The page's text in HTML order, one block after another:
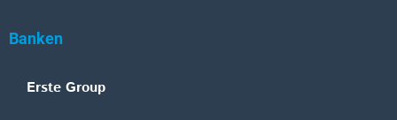
Banken
Erste Group